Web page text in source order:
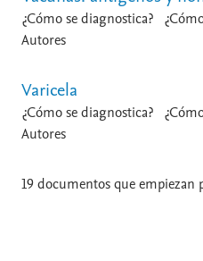
¿Cómo se diagnostica?
Autores
Varicela
¿Cómo se diagnostica?
Autores
19documentos que empiezan